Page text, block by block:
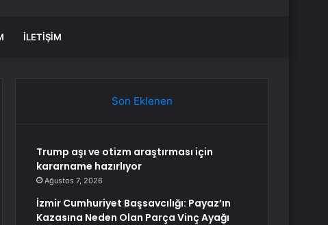
İLETIŞIM
Son Eklenen
Trump aşı ve otizm araştırması için
kararname hazırlıyor
Ağustos 7, 2026
İzmir Cumhuriyet Başsavcılığı: Payaz’ın
Kazasına Neden Olan Parça Vinç Ayağı